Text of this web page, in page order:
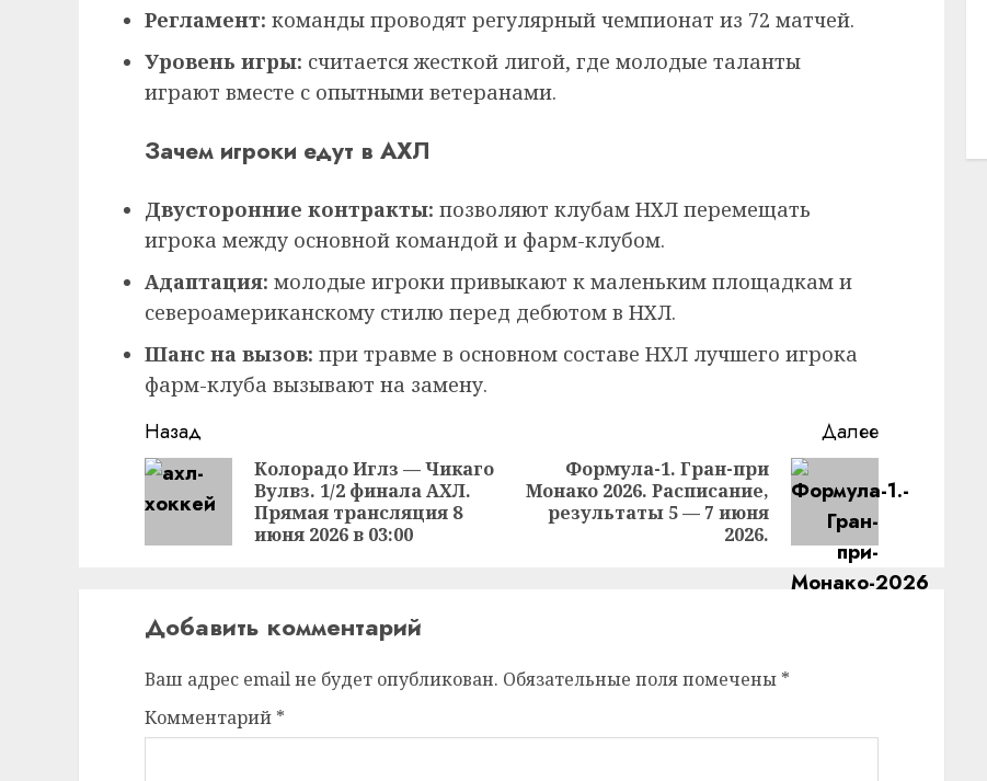
Регламент: команды проводят регулярный чемпионат из 72 матчей.
Уровень игры: считается жесткой лигой, где молодые таланты
играют вместе с опытными ветеранами.
Зачем игроки едут в АХЛ
Двусторонние контракты: позволяют клубам НХЛ перемещать
игрока между основной командой и фарм-клубом.
Адаптация: молодые игроки привыкают к маленьким площадкам и
североамериканскому стилю перед дебютом в НХЛ.
Шанс на вызов: при травме в основном составе НХЛ лучшего игрока
фарм-клуба вызывают на замену.
Продолжить
чтение
Назад
Предыдущая
запись:
Колорадо Иглз — Чикаго
Вулвз. 1/2 финала АХЛ.
Прямая трансляция 8
июня 2026 в 03:00
Далее
Следующая
запись:
Формула-1. Гран-при
Монако 2026. Расписание,
результаты 5 — 7 июня
2026.
Добавить комментарий
Ваш адрес email не будет опубликован. Обязательные поля помечены *
Комментарий *